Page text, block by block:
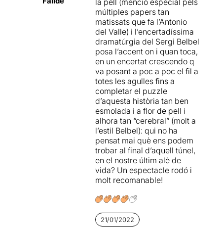
trobem en una habitació
blanca amb un personatge
enigmàtic. A partir d’aquí
ens movem en diferents
històries entrellaçades una
amb altre.
Les diferents històries que
veiem entre Antonio del
Valle i Rafaela Rivas se’n van
encreuant i veiem al final de
tot el desenllaç de tot.
Sembla que ens movem
entre la penitència d’un
personatge o d’altre fins al
final.
Inicialment no saps on som.
Fins que de mica en mica
estem en aquella transició
entre la vida i la mort, el
limbo esperant que algú
somni amb nosaltres per
múltiples papers tan
matissats que fa l’Antonio
del Valle) i l’encertadíssima
dramatúrgia del Sergi Belbel
posa l’accent on i quan toca,
en un encertat crescendo q
va posant a poc a poc el fil a
totes les agulles fins a
completar el puzzle
d’aquesta història tan ben
esmolada i a flor de pell i
alhora tan “cerebral” (molt a
l’estil Belbel): qui no ha
pensat mai què ens podem
trobar al final d’aquell túnel,
en el nostre últim alè de
vida? Un espectacle rodó i
molt recomanable!
21/01/2022